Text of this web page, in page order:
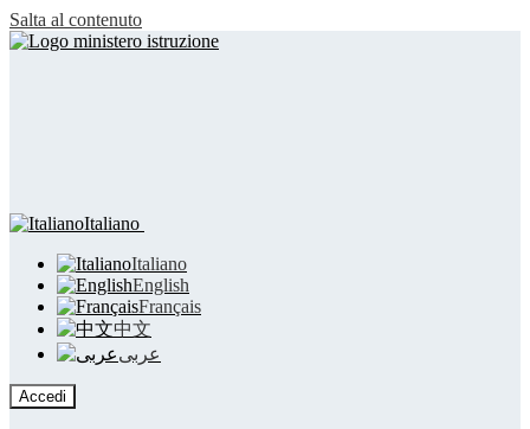
Salta al contenuto
Italiano
Italiano
English
Français
中文
عربى
Accedi